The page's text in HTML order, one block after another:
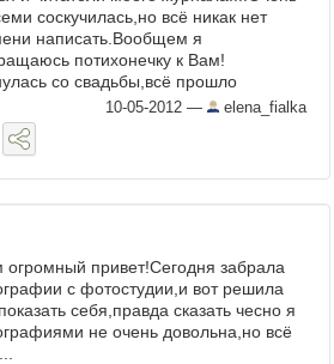
соскучилась,но всё никак нет
написать.Вообщем я
потихонечку к Вам!
со свадьбы,всё прошло
здорово!!!!
...
10-05-2012 — elena_fialka
огромный привет!Сегодня забрала
с фотостудии,и вот решила
себя,правда сказать чесно я
не очень довольна,но всё